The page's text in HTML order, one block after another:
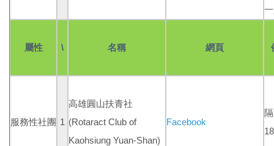
屬性 \ 名稱 網頁
服務性社團 1
高雄圓山扶青社
(Rotaract Club of
Kaohsiung Yuan-Shan)
Facebook